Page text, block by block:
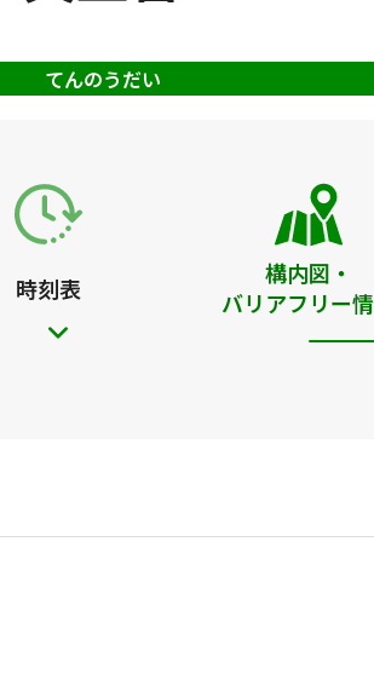
てんのうだい
時刻表
構内図・
バリアフリー